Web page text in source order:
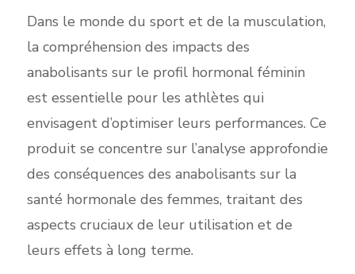
Dans le monde du sport et de la musculation,
la compréhension des impacts des
anabolisants sur le profil hormonal féminin
est essentielle pour les athlètes qui
envisagent d’optimiser leurs performances. Ce
produit se concentre sur l’analyse approfondie
des conséquences des anabolisants sur la
santé hormonale des femmes, traitant des
aspects cruciaux de leur utilisation et de
leurs effets à long terme.